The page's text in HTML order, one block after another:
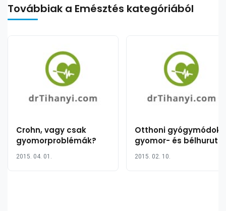
Továbbiak a Emésztés kategóriából
Crohn, vagy csak
gyomorproblémák?
2015. 04. 01.
Otthoni gyógymódok
gyomor- és bélhurut
kezelésére
2015. 02. 10.